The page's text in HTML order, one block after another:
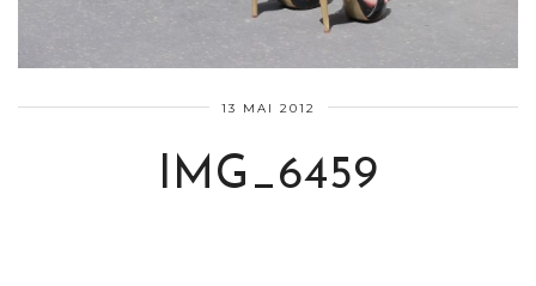
13 MAI 2012
IMG_6459